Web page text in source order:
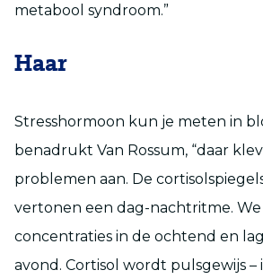
metabool syndroom.”
Haar
Stresshormoon kun je meten in
benadrukt Van Rossum, “daar
problemen aan. De
vertonen een dag-nachtritme.
concentraties in de ochtend en
avond. Cortisol wordt pulsgewijs –